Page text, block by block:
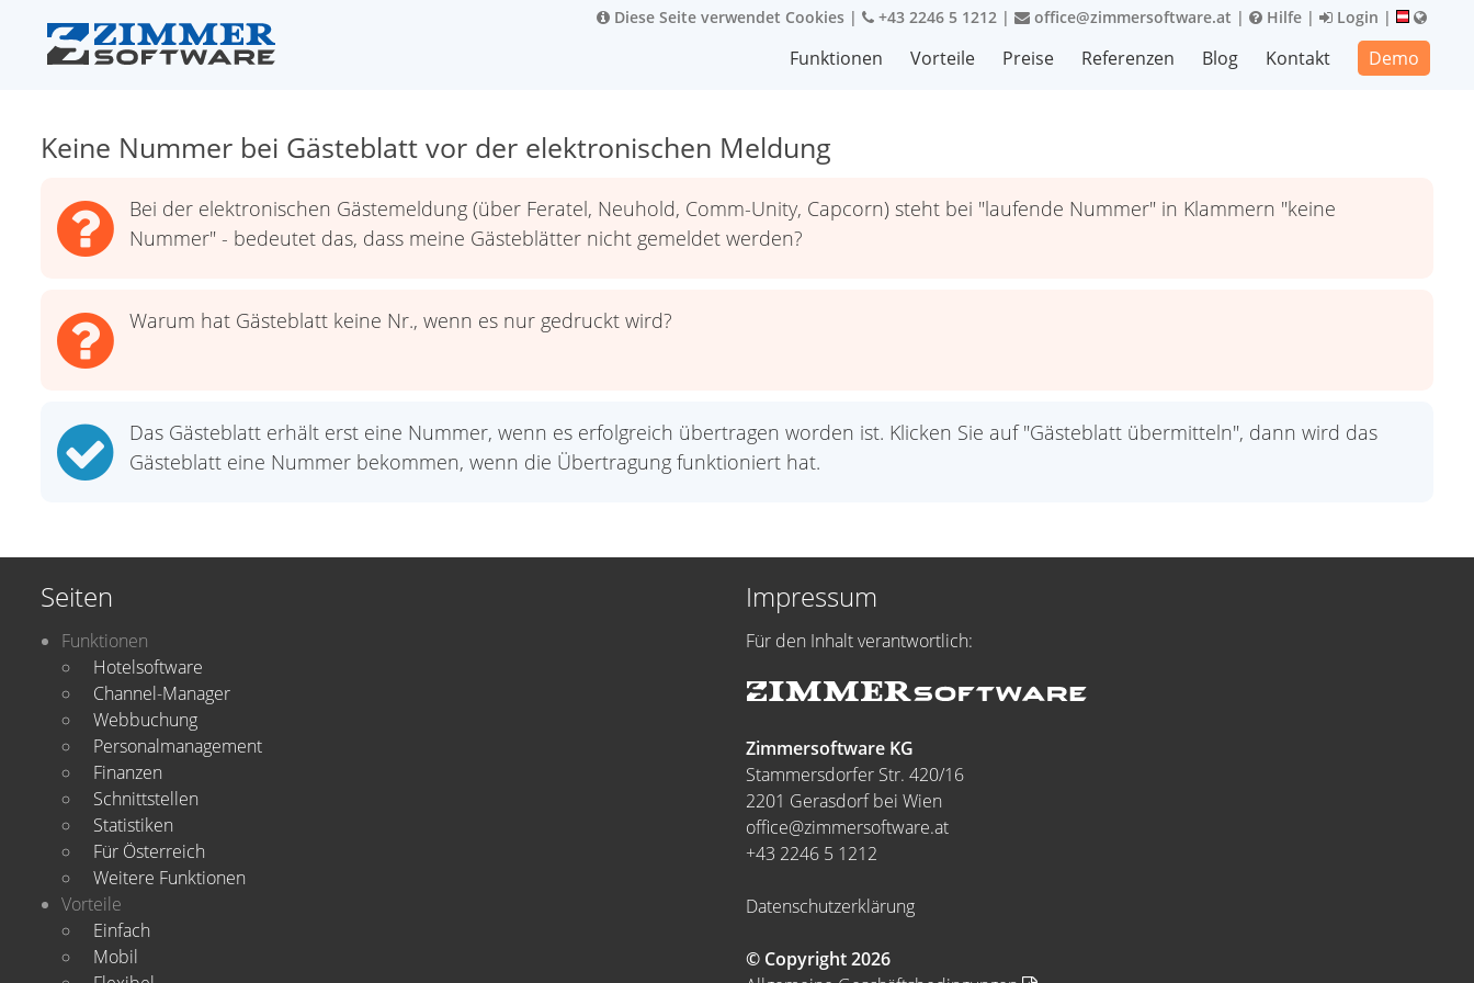
Diese Seite verwendet Cookies | +43 2246 5 1212 | office@zimmersoftware.at | Hilfe | Login |
Funktionen Vorteile Preise Referenzen Blog Kontakt Demo
Keine Nummer bei Gästeblatt vor der elektronischen Meldung
Bei der elektronischen Gästemeldung (über Feratel, Neuhold, Comm-Unity, Capcorn) steht bei "laufende Nummer" in Klammern "keine
Nummer" - bedeutet das, dass meine Gästeblätter nicht gemeldet werden?
Warum hat Gästeblatt keine Nr., wenn es nur gedruckt wird?
Das Gästeblatt erhält erst eine Nummer, wenn es erfolgreich übertragen worden ist. Klicken Sie auf "Gästeblatt übermitteln", dann wird das
Gästeblatt eine Nummer bekommen, wenn die Übertragung funktioniert hat.
Seiten
Funktionen
Hotelsoftware
Channel-Manager
Webbuchung
Personalmanagement
Finanzen
Schnittstellen
Statistiken
Für Österreich
Weitere Funktionen
Vorteile
Einfach
Mobil
Impressum
Für den Inhalt verantwortlich:
Zimmersoftware KG
Stammersdorfer Str. 420/16
2201 Gerasdorf bei Wien
office@zimmersoftware.at
+43 2246 5 1212
Datenschutzerklärung
© Copyright 2026